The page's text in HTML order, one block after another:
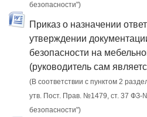
безопасности")
Приказ о назначении
утверждении
безопасности на
(руководитель сам
(В соответствии с пунктом 2
утв. Пост. Прав. №1479, ст. 37
безопасности")